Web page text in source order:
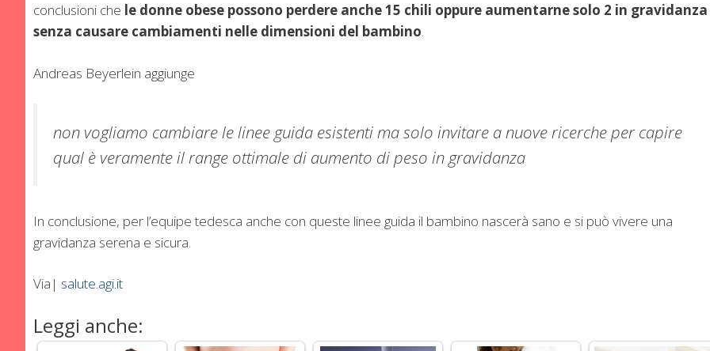
conclusioni che le donne obese possono perdere anche 15 chili oppure aumentarne solo 2 in gravidanza
senza causare cambiamenti nelle dimensioni del bambino.
Andreas Beyerlein aggiunge
non vogliamo cambiare le linee guida esistenti ma solo invitare a nuove ricerche per capire
qual è veramente il range ottimale di aumento di peso in gravidanza
In conclusione, per l’equipe tedesca anche con queste linee guida il bambino nascerà sano e si può vivere una
gravidanza serena e sicura.
Via| salute.agi.it
Leggi anche: